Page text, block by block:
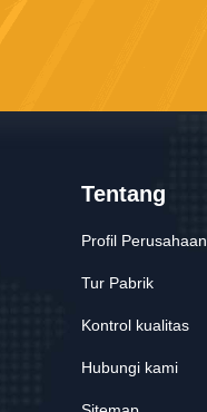
Tentang
Profil Perusahaan
Tur Pabrik
Kontrol kualitas
Hubungi kami